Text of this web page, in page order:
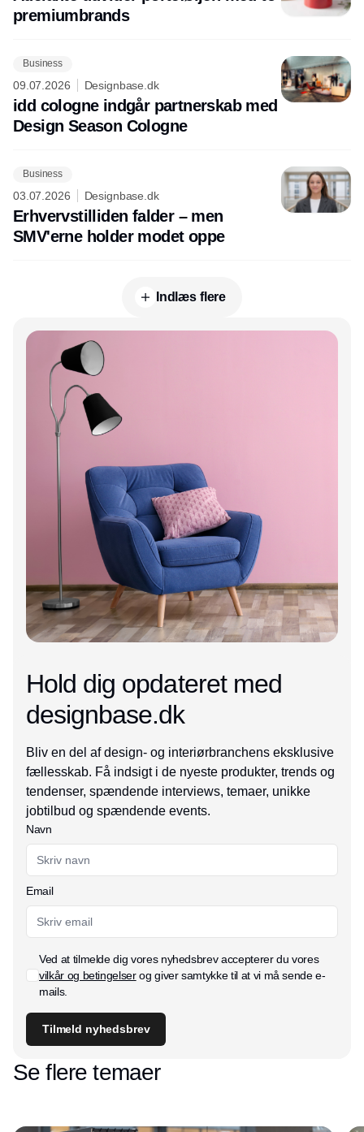
premiumbrands
Business
09.07.2026 Designbase.dk
idd cologne indgår partnerskab med
Design Season Cologne
Business
03.07.2026 Designbase.dk
Erhvervstilliden falder – men
SMV'erne holder modet oppe
Indlæs flere
Annonce
Hold dig opdateret med
designbase.dk
Bliv en del af design- og interiørbranchens eksklusive
fællesskab. Få indsigt i de nyeste produkter, trends og
tendenser, spændende interviews, temaer, unikke
jobtilbud og spændende events.
Navn
Email
Ved at tilmelde dig vores nyhedsbrev accepterer du vores
vilkår og betingelserog giver samtykke til at vi må sende e-
mails.
Tilmeld nyhedsbrev
Se flere temaer